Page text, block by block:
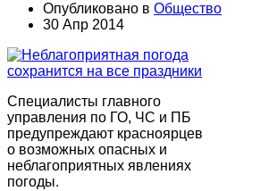
Опубликовано в Общество
30 Апр 2014
Специалисты главного
управления по ГО, ЧС и ПБ
предупреждают красноярцев
о возможных опасных и
неблагоприятных явлениях
погоды.